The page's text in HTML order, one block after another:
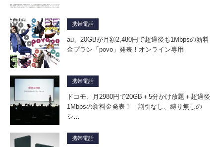
携帯電話
au、20GBが月額2,480円で超過後も1Mbpsの新料
金プラン「povo」発表！オンライン専用
携帯電話
ドコモ、月2980円で20GB＋5分かけ放題＋超過後
1Mbpsの新料金発表！ 割引なし、縛り無しの
シ…
携帯電話